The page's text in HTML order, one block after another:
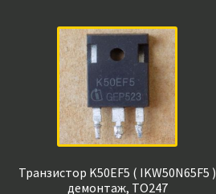
Транзистор K50EF5 ( IKW50N65F5 )
демонтаж, TO247